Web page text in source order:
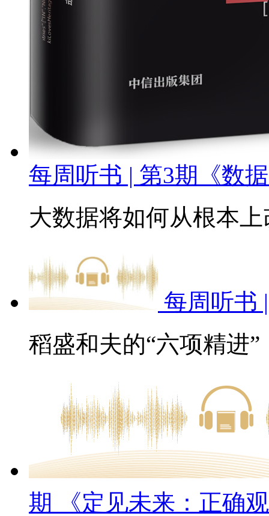
每周听书 | 第3期《数
大数据将如何从根本
每周听书
稻盛和夫的“六项精进
期 《定见未来：正确